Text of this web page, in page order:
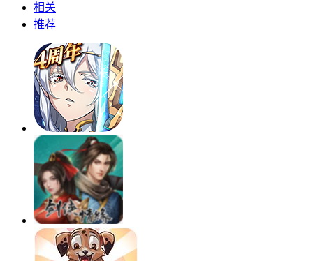
相关
推荐